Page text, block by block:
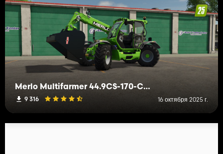
Merlo Multifarmer 44.9CS-170-CVTRONIC
9 316 16 октября 2025 г.